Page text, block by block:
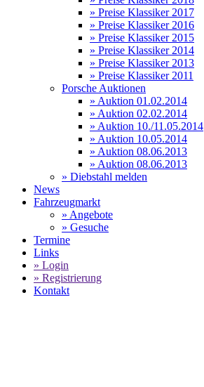
» Preise Klassiker 2017
» Preise Klassiker 2016
» Preise Klassiker 2015
» Preise Klassiker 2014
» Preise Klassiker 2013
» Preise Klassiker 2011
Porsche Auktionen
» Auktion 01.02.2014
» Auktion 02.02.2014
» Auktion 10./11.05.2014
» Auktion 10.05.2014
» Auktion 08.06.2013
» Auktion 08.06.2013
» Diebstahl melden
News
Fahrzeugmarkt
» Angebote
» Gesuche
Termine
Links
» Login
» Registrierung
Kontakt